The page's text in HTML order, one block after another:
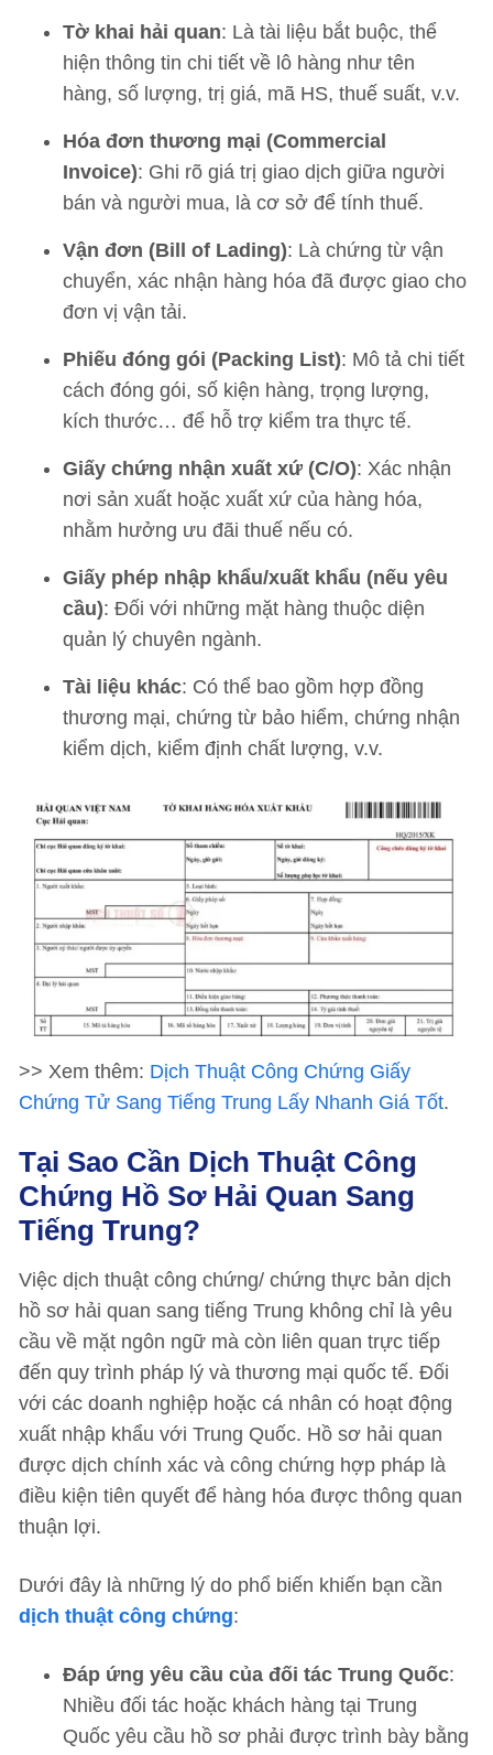
Tờ khai hải quan: Là tài liệu bắt buộc, thể
hiện thông tin chi tiết về lô hàng như tên
hàng, số lượng, trị giá, mã HS, thuế suất, v.v.
Hóa đơn thương mại (Commercial
Invoice): Ghi rõ giá trị giao dịch giữa người
bán và người mua, là cơ sở để tính thuế.
Vận đơn (Bill of Lading): Là chứng từ vận
chuyển, xác nhận hàng hóa đã được giao cho
đơn vị vận tải.
Phiếu đóng gói (Packing List): Mô tả chi tiết
cách đóng gói, số kiện hàng, trọng lượng,
kích thước… để hỗ trợ kiểm tra thực tế.
Giấy chứng nhận xuất xứ (C/O): Xác nhận
nơi sản xuất hoặc xuất xứ của hàng hóa,
nhằm hưởng ưu đãi thuế nếu có.
Giấy phép nhập khẩu/xuất khẩu (nếu yêu
cầu): Đối với những mặt hàng thuộc diện
quản lý chuyên ngành.
Tài liệu khác: Có thể bao gồm hợp đồng
thương mại, chứng từ bảo hiểm, chứng nhận
kiểm dịch, kiểm định chất lượng, v.v.
>> Xem thêm: Dịch Thuật Công Chứng Giấy
Chứng Tử Sang Tiếng Trung Lấy Nhanh Giá Tốt.
Tại Sao Cần Dịch Thuật Công
Chứng Hồ Sơ Hải Quan Sang
Tiếng Trung?
Việc dịch thuật công chứng/ chứng thực bản dịch
hồ sơ hải quan sang tiếng Trung không chỉ là yêu
cầu về mặt ngôn ngữ mà còn liên quan trực tiếp
đến quy trình pháp lý và thương mại quốc tế. Đối
với các doanh nghiệp hoặc cá nhân có hoạt động
xuất nhập khẩu với Trung Quốc. Hồ sơ hải quan
được dịch chính xác và công chứng hợp pháp là
điều kiện tiên quyết để hàng hóa được thông quan
thuận lợi.
Dưới đây là những lý do phổ biến khiến bạn cần
dịch thuật công chứng:
Đáp ứng yêu cầu của đối tác Trung Quốc:
Nhiều đối tác hoặc khách hàng tại Trung
Quốc yêu cầu hồ sơ phải được trình bày bằng